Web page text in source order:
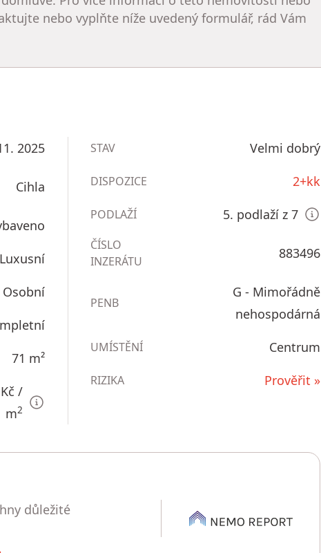
nebo vyplňte níže uvedený formulář, rád Vám
2025
Cihla
Luxusní
Osobní
71 m²
/
m2
STAV Velmi dobrý
DISPOZICE 2+kk
PODLAŽÍ 5. podlaží z 7
ČÍSLO
INZERÁTU
883496
PENB
G - Mimořádně
nehospodárná
UMÍSTĚNÍ Centrum
RIZIKA Prověřit »
důležité